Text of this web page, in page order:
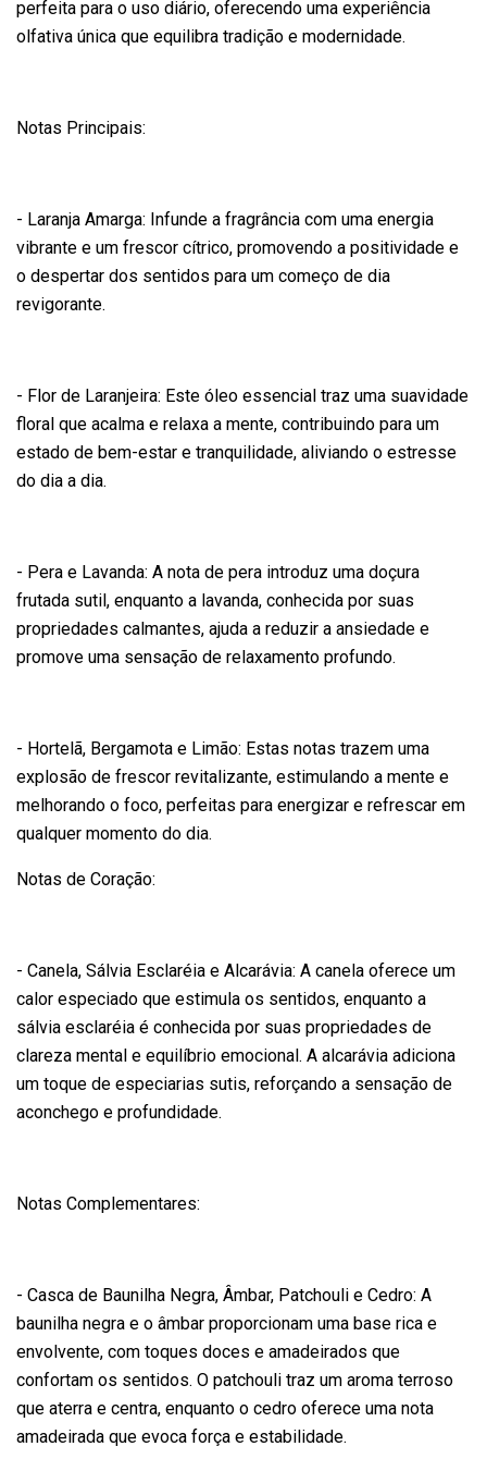
perfeita para o uso diário, oferecendo uma experiência
olfativa única que equilibra tradição e modernidade.
Notas Principais:
- Laranja Amarga: Infunde a fragrância com uma energia
vibrante e um frescor cítrico, promovendo a positividade e
o despertar dos sentidos para um começo de dia
revigorante.
- Flor de Laranjeira: Este óleo essencial traz uma suavidade
floral que acalma e relaxa a mente, contribuindo para um
estado de bem-estar e tranquilidade, aliviando o estresse
do dia a dia.
- Pera e Lavanda: A nota de pera introduz uma doçura
frutada sutil, enquanto a lavanda, conhecida por suas
propriedades calmantes, ajuda a reduzir a ansiedade e
promove uma sensação de relaxamento profundo.
- Hortelã, Bergamota e Limão: Estas notas trazem uma
explosão de frescor revitalizante, estimulando a mente e
melhorando o foco, perfeitas para energizar e refrescar em
qualquer momento do dia.
Notas de Coração:
- Canela, Sálvia Esclaréia e Alcarávia: A canela oferece um
calor especiado que estimula os sentidos, enquanto a
sálvia esclaréia é conhecida por suas propriedades de
clareza mental e equilíbrio emocional. A alcarávia adiciona
um toque de especiarias sutis, reforçando a sensação de
aconchego e profundidade.
Notas Complementares:
- Casca de Baunilha Negra, Âmbar, Patchouli e Cedro: A
baunilha negra e o âmbar proporcionam uma base rica e
envolvente, com toques doces e amadeirados que
confortam os sentidos. O patchouli traz um aroma terroso
que aterra e centra, enquanto o cedro oferece uma nota
amadeirada que evoca força e estabilidade.